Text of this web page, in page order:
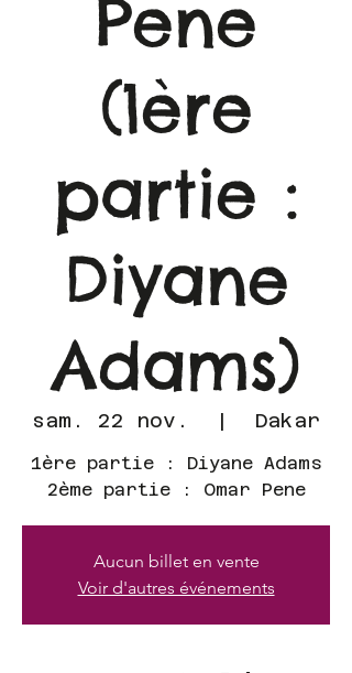
Pene
(1ère
partie :
Diyane
Adams)
sam. 22 nov.
  |
Dakar
1ère partie : Diyane Adams
2ème partie : Omar Pene
Aucun billet en vente
Voir d'autres événements